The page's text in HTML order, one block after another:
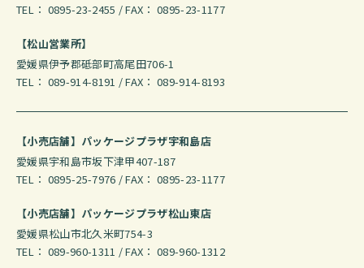
TEL： 0895-23-2455 / FAX： 0895-23-1177
【松山営業所】
愛媛県伊予郡砥部町高尾田706-1
TEL： 089-914-8191 / FAX： 089-914-8193
【小売店舗】パッケージプラザ宇和島店
愛媛県宇和島市坂下津甲407-187
TEL： 0895-25-7976 / FAX： 0895-23-1177
【小売店舗】パッケージプラザ松山東店
愛媛県松山市北久米町754-3
TEL： 089-960-1311 / FAX： 089-960-1312